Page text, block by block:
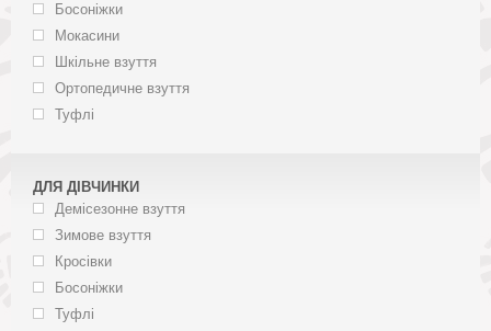
Босоніжки
Мокасини
Шкільне взуття
Ортопедичне взуття
Туфлі
ДЛЯ ДІВЧИНКИ
Демісезонне взуття
Зимове взуття
Кросівки
Босоніжки
Туфлі